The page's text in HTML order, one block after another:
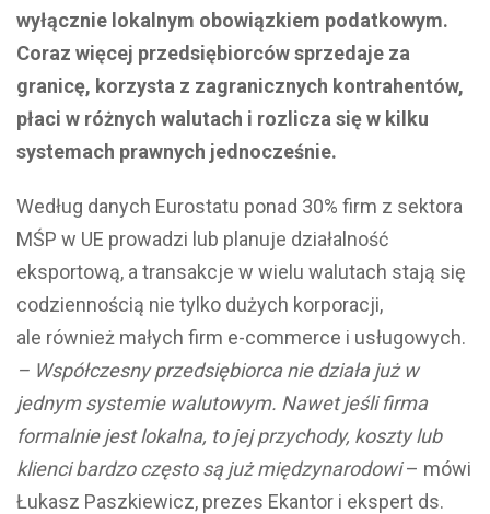
wyłącznie lokalnym obowiązkiem podatkowym.
Coraz więcej przedsiębiorców sprzedaje za
granicę, korzysta z zagranicznych kontrahentów,
płaci w różnych walutach i rozlicza się w kilku
systemach prawnych jednocześnie.
Według danych Eurostatu ponad 30% firm z sektora
MŚP w UE prowadzi lub planuje działalność
eksportową, a transakcje w wielu walutach stają się
codziennością nie tylko dużych korporacji,
ale również małych firm e-commerce i usługowych.
– Współczesny przedsiębiorca nie działa już w
jednym systemie walutowym. Nawet jeśli firma
formalnie jest lokalna, to jej przychody, koszty lub
klienci bardzo często są już międzynarodowi– mówi
Łukasz Paszkiewicz, prezes Ekantor i ekspert ds.